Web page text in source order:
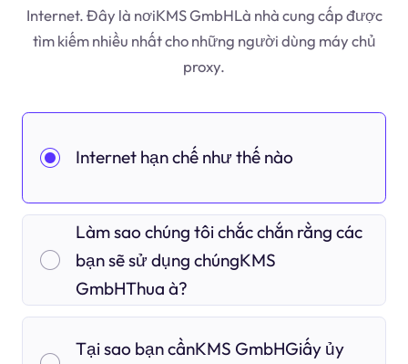
Internet. Đây là nơiKMS GmbHLà nhà cung cấp được
tìm kiếm nhiều nhất cho những người dùng máy chủ
proxy.
Internet hạn chế như thế nào
Làm sao chúng tôi chắc chắn rằng các
bạn sẽ sử dụng chúngKMS
GmbHThua à?
Tại sao bạn cầnKMS GmbHGiấy ủy